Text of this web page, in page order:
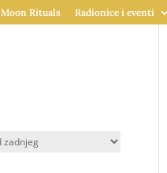
Moon Rituals Radionice i eventi